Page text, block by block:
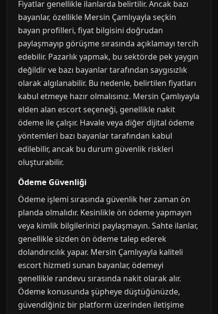
Fiyatlar genellikle ilanlarda belirtilir. Ancak bazı
bayanlar, özellikle Mersin Çamlıyayla seçkin
bayan profilleri, fiyat bilgisini doğrudan
paylaşmayıp görüşme sırasında açıklamayı tercih
edebilir. Pazarlık yapmak, bu sektörde pek yaygın
değildir ve bazı bayanlar tarafından saygısızlık
olarak algılanabilir. Bu nedenle, belirtilen fiyatları
kabul etmeye hazır olmalısınız. Mersin Çamlıyayla
elden alan escort seçeneği, genellikle nakit
ödeme ile çalışır. Havale veya diğer dijital ödeme
yöntemleri bazı bayanlar tarafından kabul
edilebilir, ancak bu durum güvenlik riskleri
oluşturabilir.
Ödeme Güvenliği
Ödeme işlemi sırasında güvenlik her zaman ön
planda olmalıdır. Kesinlikle ön ödeme yapmayın
veya kimlik bilgilerinizi paylaşmayın. Sahte ilanlar,
genellikle sizden ön ödeme talep ederek
dolandırıcılık yapar. Mersin Çamlıyayla kaliteli
escort hizmeti sunan bayanlar, ödemeyi
genellikle randevu sırasında nakit olarak alır.
Ödeme konusunda şüpheye düştüğünüzde,
güvendiğiniz bir platform üzerinden iletişime